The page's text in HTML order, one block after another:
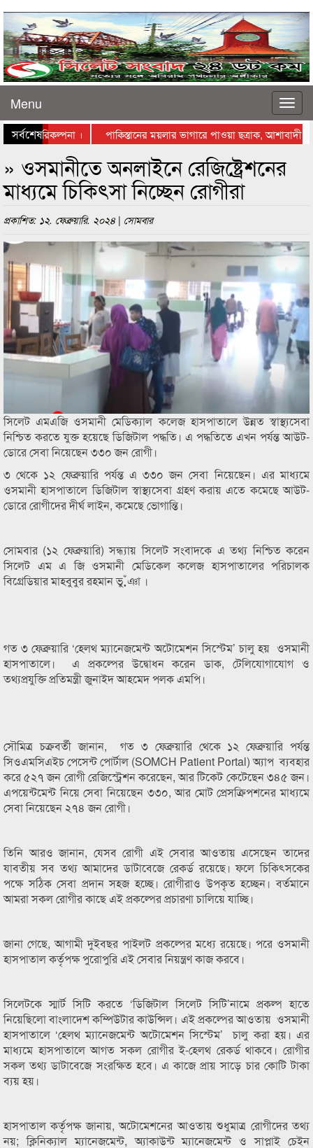
Menu
সর্বশেষপরিকল্পনা ।
পাকিস্তানের ময়লার ভাগারে পাওয়া ছত্রাক, আশাবাদী
নামলেন ব্যবসায়ীরা
» ওসমানীতে অনলাইনে রেজিষ্ট্রেশনের
মাধ্যমে চিকিৎসা নিচ্ছেন রোগীরা
প্রকাশিত: ১২. ফেব্রুয়ারি. ২০২৪ | সোমবার
সিলেট এমএজি ওসমানী মেডিক্যাল কলেজ হাসপাতালে উন্নত স্বাস্থ্যসেবা
নিশ্চিত করতে যুক্ত হয়েছে ডিজিটাল পদ্ধতি। এ পদ্ধতিতে এখন পর্যন্ত আউট-
ডোরে সেবা নিয়েছেন ৩৩০ জন রোগী।
৩ থেকে ১২ ফেব্রুয়ারি পর্যন্ত এ ৩৩০ জন সেবা নিয়েছেন। এর মাধ্যমে
ওসমানী হাসপাতালে ডিজিটাল স্বাস্থ্যসেবা গ্রহণ করায় এতে কমেছে আউট-
ডোরে রোগীদের দীর্ঘ লাইন, কমেছে ভোগান্তি।
সোমবার (১২ ফেব্রুয়ারি) সন্ধ্যায় সিলেট সংবাদকে এ তথ্য নিশ্চিত করেন
সিলেট এম এ জি ওসমানী মেডিকেল কলেজ হাসপাতালের পরিচালক
বিগ্রেডিয়ার মাহবুবুর রহমান ভু়ঁঞা ।
গত ৩ ফেব্রুয়ারি ‘হেলথ ম্যানেজমেন্ট অটোমেশন সিস্টেম’ চালু হয় ওসমানী
হাসপাতালে। এ প্রকল্পের উদ্বোধন করেন ডাক, টেলিযোগাযোগ ও
তথ্যপ্রযুক্তি প্রতিমন্ত্রী জুনাইদ আহমেদ পলক এমপি।
সৌমিত্র চক্রবর্তী জানান, গত ৩ ফেব্রুয়ারি থেকে ১২ ফেব্রুয়ারি পর্যন্ত
সিওএমসিএইচ পেসেন্ট পোর্টাল (SOMCH Patient Portal) অ্যাপ ব্যবহার
করে ৫২৭ জন রোগী রেজিস্ট্রেশন করেছেন, আর টিকেট কেটেছেন ৩৪৫ জন।
এপয়েন্টমেন্ট নিয়ে সেবা নিয়েছেন ৩৩০, আর মোট প্রেসক্রিপশনের মাধ্যমে
সেবা নিয়েছেন ২৭৪ জন রোগী।
তিনি আরও জানান, যেসব রোগী এই সেবার আওতায় এসেছেন তাদের
যাবতীয় সব তথ্য আমাদের ডাটাবেজে রেকর্ড রয়েছে। ফলে চিকিৎসকের
পক্ষে সঠিক সেবা প্রদান সহজ হচ্ছে। রোগীরাও উপকৃত হচ্ছেন। বর্তমানে
আমরা সকল রোগীর কাছে এই প্রকল্পের প্রচারণা চালিয়ে যাচ্ছি।
জানা গেছে, আগামী দুইবছর পাইলট প্রকল্পের মধ্যে রয়েছে। পরে ওসমানী
হাসপাতাল কর্তৃপক্ষ পুরোপুরি এই সেবার নিয়ন্ত্রণ কাজ করবে।
সিলেটকে স্মার্ট সিটি করতে ‘ডিজিটাল সিলেট সিটি’নামে প্রকল্প হাতে
নিয়েছিলো বাংলাদেশ কম্পিউটার কাউন্সিল। এই প্রকল্পের আওতায় ওসমানী
হাসপাতালে ‘হেলথ ম্যানেজমেন্ট অটোমেশন সিস্টেম’ চালু করা হয়। এর
মাধ্যমে হাসপাতালে আগত সকল রোগীর ই-হেলথ রেকর্ড থাকবে। রোগীর
সকল তথ্য ডাটাবেজে সংরক্ষিত হবে। এ কাজে প্রায় সাড়ে চার কোটি টাকা
ব্যয় হয়।
হাসপাতাল কর্তৃপক্ষ জানায়, অটোমেশনের আওতায় শুধুমাত্র রোগীদের তথ্য
নয়; ক্লিনিক্যাল ম্যানেজমেন্ট, অ্যাকাউন্ট ম্যানেজমেন্ট ও সাপ্লাই চেইন